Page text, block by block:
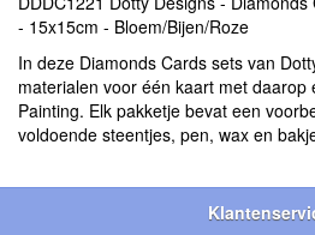
- 15x15cm - Bloem/Bijen/Roze
In deze Diamonds Cards sets van
materialen voor één kaart met daarop
Painting. Elk pakketje bevat een
voldoende steentjes, pen, wax en